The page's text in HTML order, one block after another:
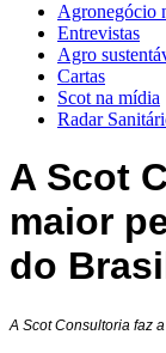
Agronegócio
Entrevistas
Agro
Cartas
Scot na mídia
Radar
A Scot
maior
do
A Scot Consultoria faz